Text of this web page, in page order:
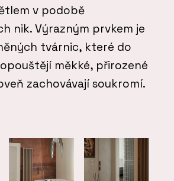
v podobě
nik. Výrazným prvkem je
tvárnic, které do
měkké, přirozené
zachovávají soukromí.